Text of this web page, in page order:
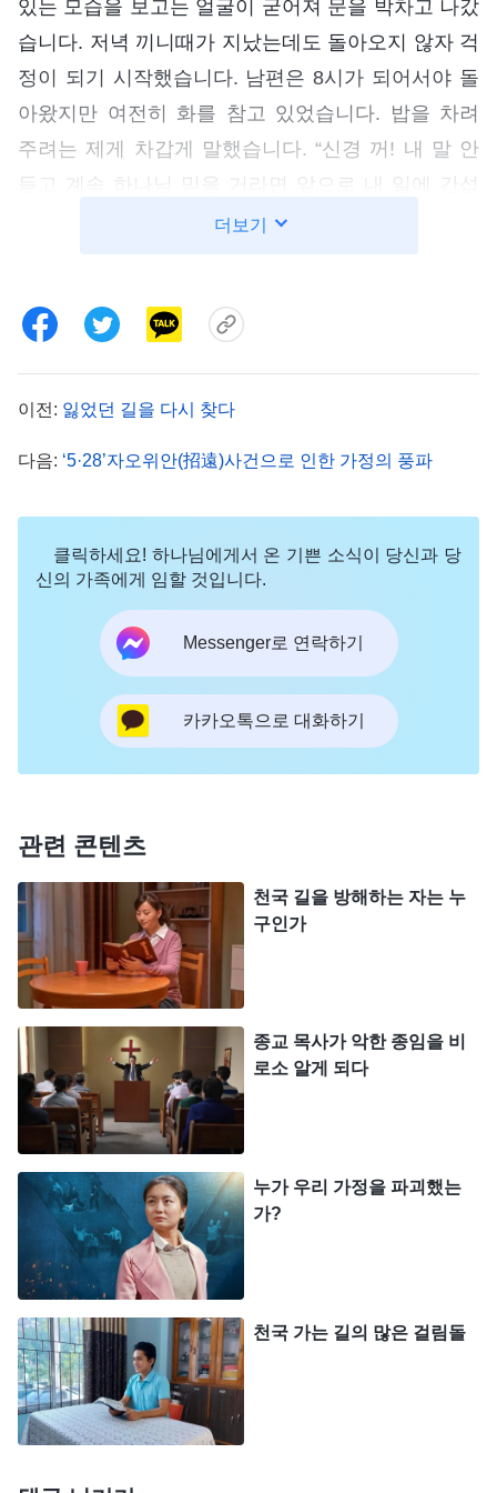
있는 모습을 보고는 얼굴이 굳어져 문을 박차고 나갔
습니다. 저녁 끼니때가 지났는데도 돌아오지 않자 걱
정이 되기 시작했습니다. 남편은 8시가 되어서야 돌
아왔지만 여전히 화를 참고 있었습니다. 밥을 차려
주려는 제게 차갑게 말했습니다. “신경 꺼! 내 말 안
듣고 계속 하나님 믿을 거라면 앞으로 내 일에 간섭
하지 말라고. 이제 나는 생활비만 갖다 줄게. 내가 밖
각할수록 괴로워졌습니다. 밤에 침대에 누워서도 이
는 마음속으로 끊임없이 기도했습니다. ‘하나님, 제
하고 또 저렇게 냉정하게 말하는데, 어떻게 해야 합
님 말씀이 떠올랐습니다. 『
각 단계 사역은 겉으로 보면 마치 사람이 사람과 접
촉하는 것 같고, 사람의 안배나 방해에서 비롯된 것
같다. 하지만 그 모든 사역과 일의 이면에는 사탄이
하나님 앞에서 한 내기가 있으므로 사람이 하나님을
위해 굳게 설 필요가 있다. 이는 욥이 시련을 받았을
것과 같다. 너희에게 행하는 하나님의 모든 사역의
이면에는 사탄이 하나님과 한 내기가 있고, 싸움이
있다. … 사탄이 영계에서 하나님과 싸울 때, 너는 어
떻게 하나님을 만족게 하고, 하나님을 위해 굳게 서
야겠느냐? 일이 닥칠 때마다 네게는 그것이 큰 시련
이자 하나님이 네 증거를 필요로 하는 때가 왔음을
알아야 한다.』(＜말씀ㆍ1권 하나님의 현현과 사역ㆍ하
나님을 사랑해야 참되게 하나님을 믿는 것이다＞ 중에서)
하나님 말씀의 깨우침으로 저는 어느 정도 깨달음을
얻게 되었습니다. ‘그동안 늘 남편만 문제가 있다고
여겼구나. 이 세상에는 가짜와 거짓이 너무도 많고,
어디든 거짓말과 기만으로 가득하다고 생각했지. 특
히 중국 공산당 언론 보도는 더더욱 거짓말이고 사기
야. 조금이라도 머리가 돌아가는 사람이라면 잠깐만
생각해 봐도 전능하신 하나님을 공격하고 판단하고
정죄하는 인터넷상의 그 글들이 전부 거짓말, 궤변이
라는 것을 알 수 있을 텐데. 그것에 미혹되고 눈이 가
더보기
이전: 잃었던 길을 다시 찾다
다음: ‘5·28’자오위안(招遠)사건으로 인한 가정의 풍파
클릭하세요! 하나님에게서 온 기쁜 소식이 당신과 당
신의 가족에게 임할 것입니다.
Messenger로 연락하기
카카오톡으로 대화하기
관련 콘텐츠
천국 길을 방해하는 자는 누
구인가
종교 목사가 악한 종임을 비
로소 알게 되다
누가 우리 가정을 파괴했는
가?
천국 가는 길의 많은 걸림돌